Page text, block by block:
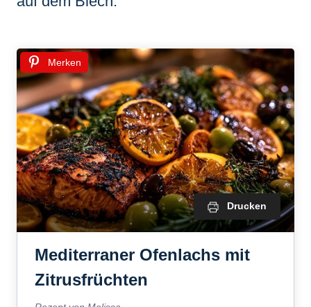
Merken
Drucken
Mediterraner Ofenlachs mit
Zitrusfrüchten